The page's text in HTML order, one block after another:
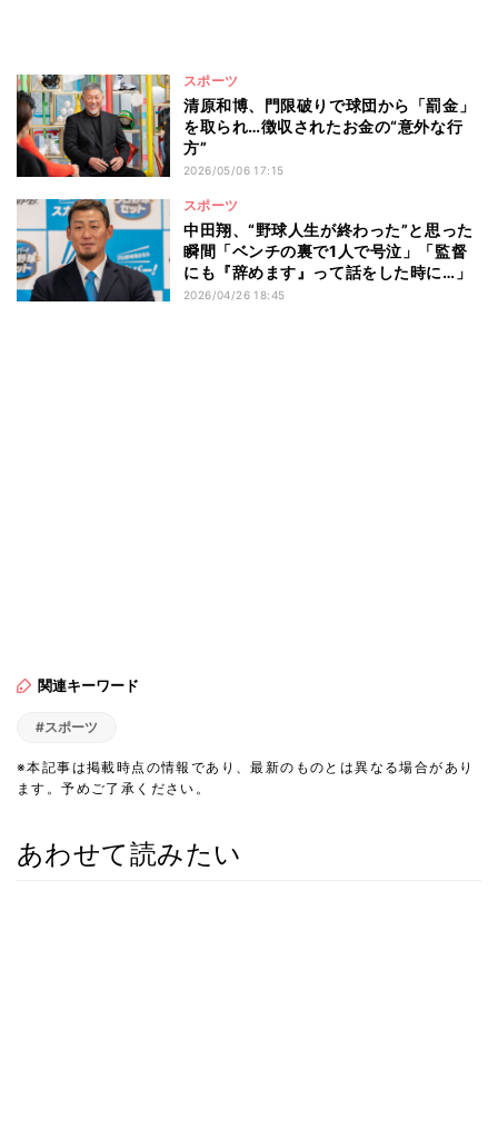
スポーツ
清原和博、門限破りで球団から「罰金」
を取られ…徴収されたお金の“意外な行
方”
2026/05/06 17:15
スポーツ
中田翔、“野球人生が終わった”と思った
瞬間「ベンチの裏で1人で号泣」「監督
にも『辞めます』って話をした時に…」
2026/04/26 18:45
関連キーワード
#スポーツ
※本記事は掲載時点の情報であり、最新のものとは異なる場合があり
ます。予めご了承ください。
あわせて読みたい